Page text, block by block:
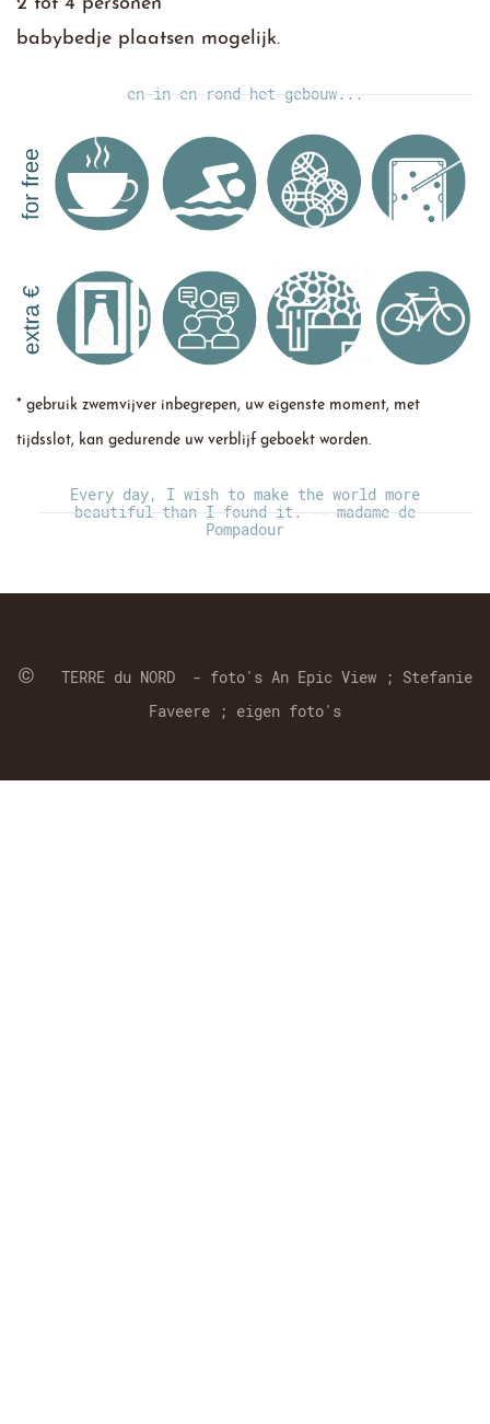
babybedje plaatsen mogelijk.
en in en rond het gebouw...
* gebruik zwemvijver inbegrepen, uw eigenste moment, met
tijdsslot, kan gedurende uw verblijf geboekt worden.
Every day, I wish to make the world more
beautiful than I found it. -- madame de
Pompadour
©
TERRE du NORD - foto's An Epic View ; Stefanie
Faveere ; eigen foto's